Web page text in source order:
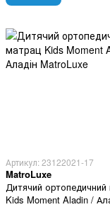
Артикул: 23122021-17
MatroLuxe
Дитячий ортопедичний
Kids Moment Aladin /